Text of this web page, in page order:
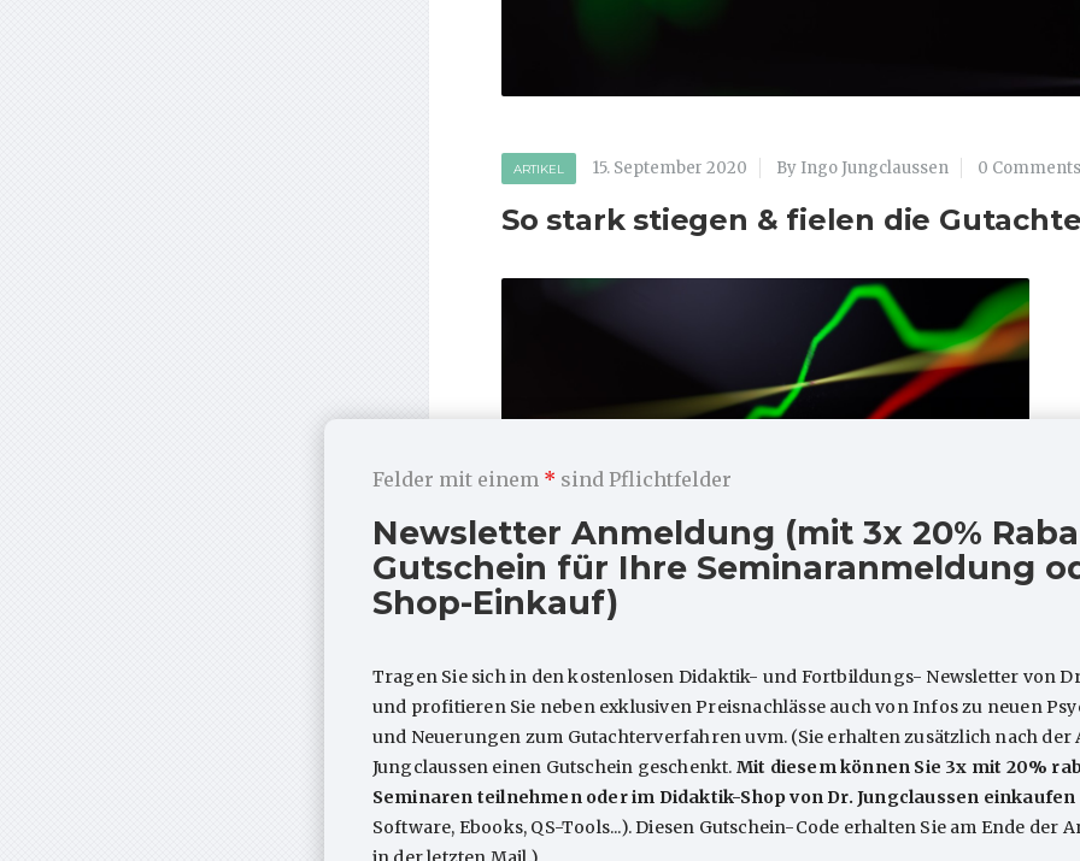
ARTIKEL 15. September 2020 By Ingo Jungclaussen 0 Comments
So stark stiegen & fielen die
So stark stiegen und fielen die
(Wendepunkt Reform 2017)
Die Zahl der Psychotherapie-Gutachten ist zwischen 2007 und
Den größten Löwenanteil für diesen Anstieg stammt aus den
diesem Zeitraum die Gutachten für die analytisch begründeten
Felder mit einem * sind Pflichtfelder
Newsletter Anmeldung (mit 3x 20%
Gutschein für Ihre Seminaranmeldung
Shop-Einkauf)
Tragen Sie sich in den kostenlosen Didaktik- und Fortbildungs- Newsletter von
und profitieren Sie neben exklusiven Preisnachlässe auch von Infos zu neuen
und Neuerungen zum Gutachterverfahren uvm. (Sie erhalten zusätzlich nach der
Jungclaussen einen Gutschein geschenkt. Mit diesem können Sie 3x mit 20%
Seminaren teilnehmen oder im Didaktik-Shop von Dr. Jungclaussen einkaufen
Software, Ebooks, QS-Tools...). Diesen Gutschein-Code erhalten Sie am Ende der